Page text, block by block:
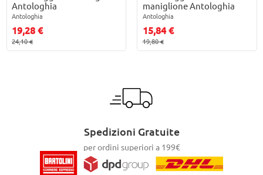
Antologhia
Antologhia
19,28 €
24,10 €
maniglione Antologhia
Antologhia
15,84 €
19,80 €
Spedizioni Gratuite
per ordini superiori a 199€